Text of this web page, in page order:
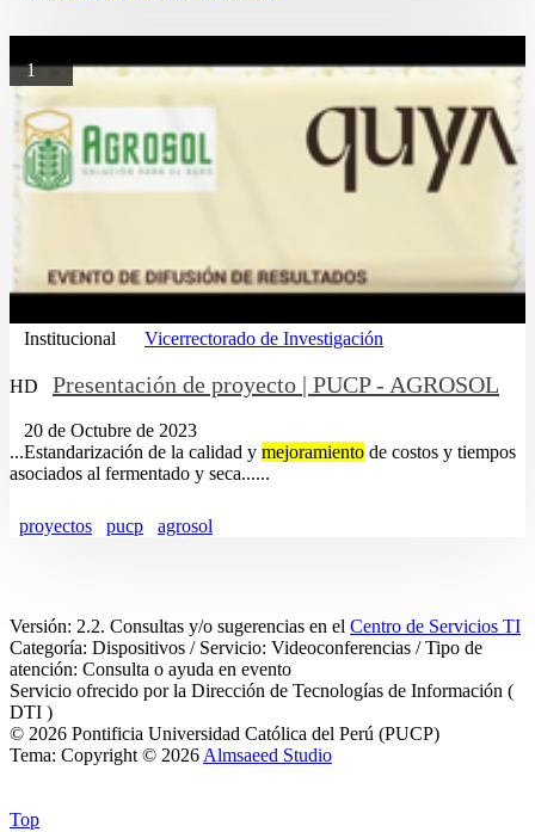
1
Institucional Vicerrectorado de Investigación
HD Presentación de proyecto | PUCP - AGROSOL
20 de Octubre de 2023
...Estandarización de la calidad y mejoramiento de costos y tiempos
asociados al fermentado y seca......
proyectos pucp agrosol
Versión: 2.2. Consultas y/o sugerencias en el Centro de Servicios TI
Categoría: Dispositivos / Servicio: Videoconferencias / Tipo de
atención: Consulta o ayuda en evento
Servicio ofrecido por la Dirección de Tecnologías de Información (
DTI )
© 2026 Pontificia Universidad Católica del Perú (PUCP)
Tema: Copyright © 2026Almsaeed Studio
Top